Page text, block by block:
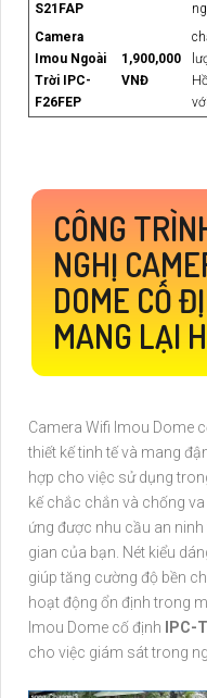
S21FAP
Camera
Imou Ngoài
Trời IPC-
F26FEP
1,900,000
VNĐ
CÔNG
NGHỊ
DOME CỐ
MANG LẠI
Camera Wifi Imou Dome
thiết kế tinh tế và mang
hợp cho việc sử dụng
kế chắc chắn và chống
ứng được nhu cầu an
gian của bạn. Nét kiểu
giúp tăng cường độ bền
hoạt động ổn định trong
Imou Dome cố định
IPC-
cho việc giám sát trong